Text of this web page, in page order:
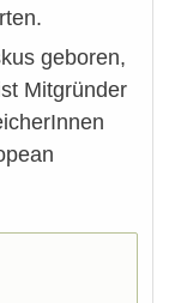
geboren,
Mitgründer